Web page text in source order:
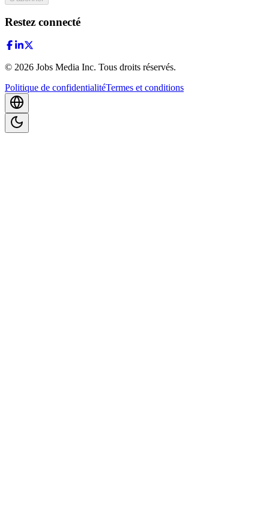
Restez connecté
© 2026 Jobs Media Inc. Tous droits réservés.
Politique de confidentialitéTermes et conditions